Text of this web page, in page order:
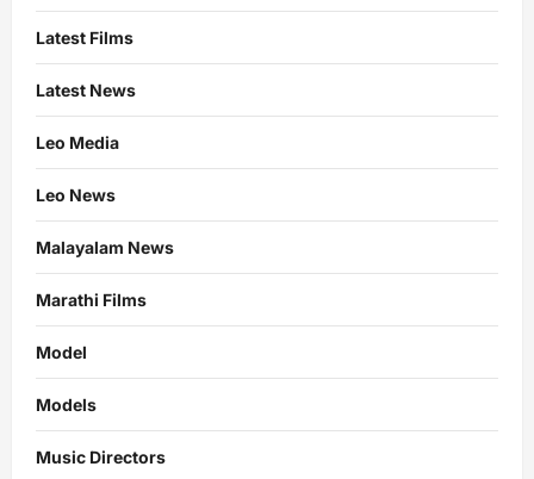
Latest Films
Latest News
Leo Media
Leo News
Malayalam News
Marathi Films
Model
Models
Music Directors